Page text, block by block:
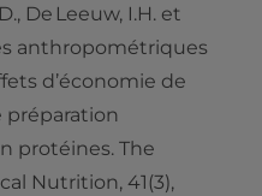
De Leeuw, I.H. et
anthropométriques
d’économie de
préparation
protéines. The
Nutrition, 41(3),